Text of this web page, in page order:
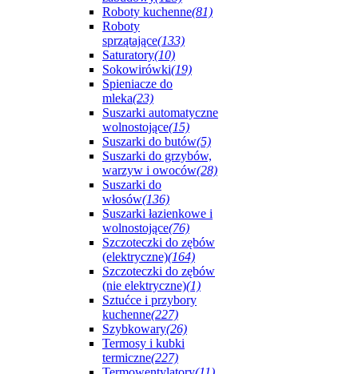
Roboty kuchenne(81)
Roboty
sprzątające(133)
Saturatory(10)
Sokowirówki(19)
Spieniacze do
mleka(23)
Suszarki automatyczne
wolnostojące(15)
Suszarki do butów(5)
Suszarki do grzybów,
warzyw i owoców(28)
Suszarki do
włosów(136)
Suszarki łazienkowe i
wolnostojące(76)
Szczoteczki do zębów
(elektryczne)(164)
Szczoteczki do zębów
(nie elektryczne)(1)
Sztućce i przybory
kuchenne(227)
Szybkowary(26)
Termosy i kubki
termiczne(227)